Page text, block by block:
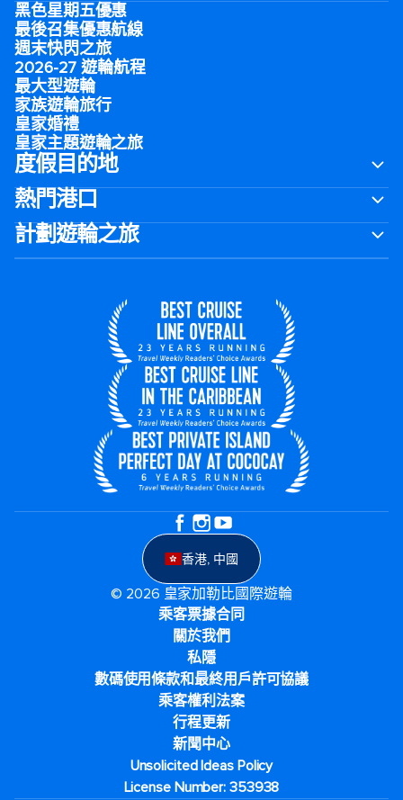
黑色星期五優惠
最後召集優惠航線
週末快閃之旅
2026-27 遊輪航程
最大型遊輪
家族遊輪旅行
皇家婚禮
皇家主題遊輪之旅
度假目的地
熱門港口
計劃遊輪之旅
香港, 中國
© 2026 皇家加勒比國際遊輪
乘客票據合同
關於我們
私隱
數碼使用條款和最終用戶許可協議
乘客權利法案
行程更新
新聞中心
Unsolicited Ideas Policy
License Number: 353938